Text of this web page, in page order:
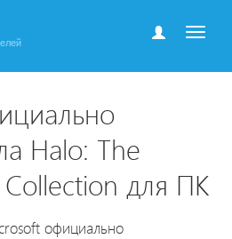
Halo: The
для ПК
официально